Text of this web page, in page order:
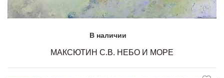
В наличии
МАКСЮТИН С.В. НЕБО И МОРЕ